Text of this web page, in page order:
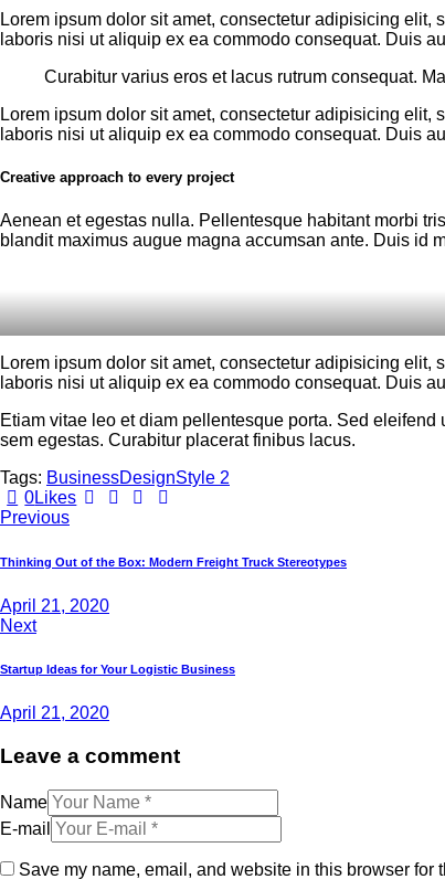
Lorem ipsum dolor sit amet, consectetur adipisicing
laboris nisi ut aliquip ex ea commodo consequat. Duis
Curabitur varius eros et lacus rutrum consequat.
Lorem ipsum dolor sit amet, consectetur adipisicing
laboris nisi ut aliquip ex ea commodo consequat. Duis
Creative approach to every project
Aenean et egestas nulla. Pellentesque habitant morbi
blandit maximus augue magna accumsan ante. Duis id
Lorem ipsum dolor sit amet, consectetur adipisicing
laboris nisi ut aliquip ex ea commodo consequat. Duis
Etiam vitae leo et diam pellentesque porta. Sed
sem egestas. Curabitur placerat finibus lacus.
Tags: BusinessDesignStyle 2
0Likes
Previous
Thinking Out of the Box: Modern Freight Truck Stereotypes
April 21, 2020
Next
Startup Ideas for Your Logistic Business
April 21, 2020
Leave a comment
Name
E-mail
Save my name, email, and website in this browser for